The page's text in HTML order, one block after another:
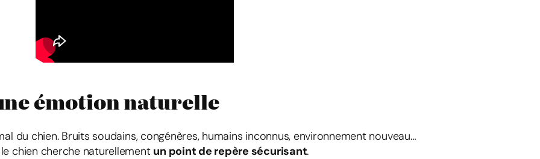
émotion naturelle
du chien. Bruits soudains, congénères, humains inconnus, environnement nouveau…
chien cherche naturellement un point de repère sécurisant.